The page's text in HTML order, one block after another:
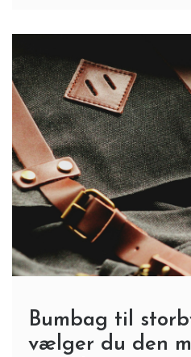
Bumbag til
vælger du den